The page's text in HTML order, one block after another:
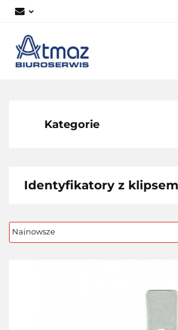
Kategorie
Identyfikatory z